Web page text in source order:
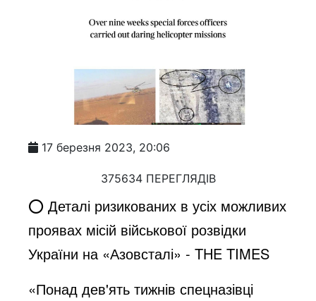
17 березня 2023, 20:06
375634 ПЕРЕГЛЯДІВ
⭕️ Деталі ризикованих в усіх можливих
проявах місій військової розвідки
України на «Азовсталі» - THE TIMES
«Понад дев'ять тижнів спецназівці